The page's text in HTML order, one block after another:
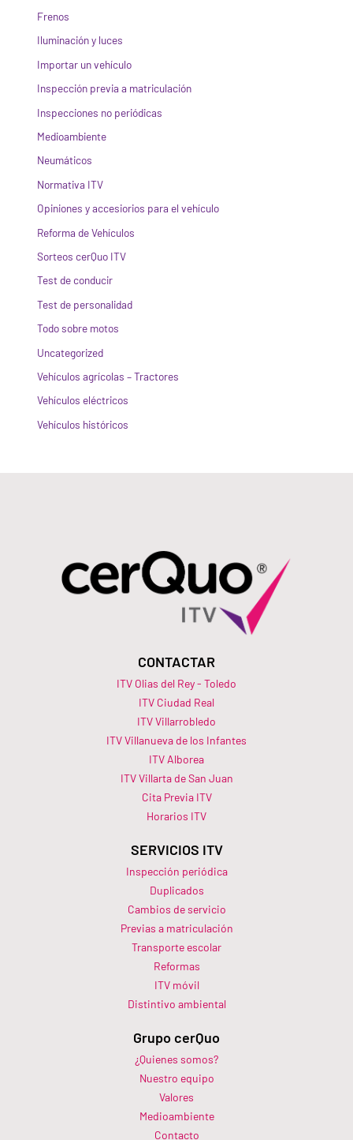
Frenos
Iluminación y luces
Importar un vehículo
Inspección previa a matriculación
Inspecciones no periódicas
Medioambiente
Neumáticos
Normativa ITV
Opiniones y accesiorios para el vehículo
Reforma de Vehículos
Sorteos cerQuo ITV
Test de conducir
Test de personalidad
Todo sobre motos
Uncategorized
Vehículos agrícolas – Tractores
Vehículos eléctricos
Vehículos históricos
CONTACTAR
ITV Olias del Rey - Toledo
ITV Ciudad Real
ITV Villarrobledo
ITV Villanueva de los Infantes
ITV Alborea
ITV Villarta de San Juan
Cita Previa ITV
Horarios ITV​
SERVICIOS ITV
Inspección periódica
Duplicados
Cambios de servicio
Previas a matriculación
Transporte escolar
Reformas
ITV móvil
Distintivo ambiental
Grupo cerQuo
¿Quienes somos?
Nuestro equipo
Valores
Medioambiente
Contacto